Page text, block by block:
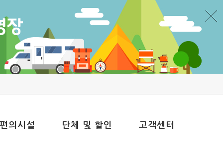
의시설 단체 및 할인 고객센터